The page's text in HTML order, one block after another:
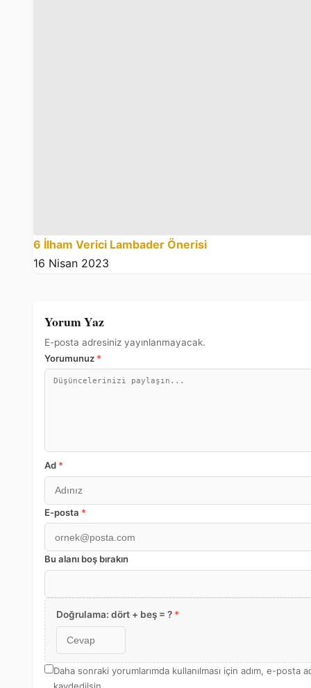
6 İlham Verici Lambader Önerisi
16 Nisan 2023
Yorum Yaz
E-posta adresiniz yayınlanmayacak.
Yorumunuz *
Ad *
E-posta *
Bu alanı boş bırakın
Doğrulama: dört + beş = ? *
Daha sonraki yorumlarımda kullanılması için adım, e-posta